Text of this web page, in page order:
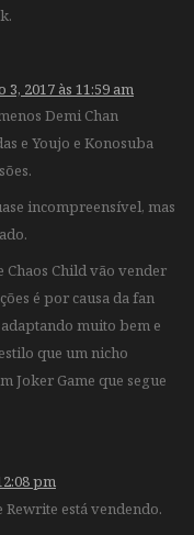
2017 às 11:59 am
Demi Chan
e Youjo e Konosuba
incompreensível, mas
Chaos Child vão vender
é por causa da fan
muito bem e
que um nicho
Joker Game que segue
pm
está vendendo.